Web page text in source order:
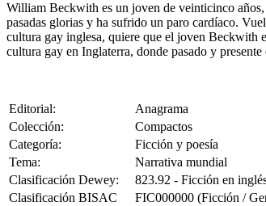
William Beckwith es un joven de veinticinco
pasadas glorias y ha sufrido un paro cardíaco.
cultura gay inglesa, quiere que el joven Beckwith
cultura gay en Inglaterra, donde pasado y
Editorial:
Anagrama
Colección:
Compactos
Categoría:
Ficción y poesía
Tema:
Narrativa mundial
Clasificación Dewey:
823.92 - Ficción en
Clasificación BISAC
FIC000000 (Ficción /